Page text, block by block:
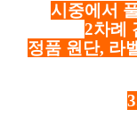
시중에서
2차례
정품 원단, 라